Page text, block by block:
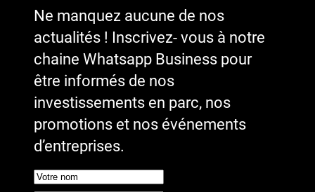
Ne manquez aucune de nos
actualités ! Inscrivez- vous à notre
chaine Whatsapp Business pour
être informés de nos
investissements en parc, nos
promotions et nos événements
d’entreprises.